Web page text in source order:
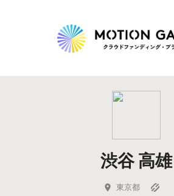
Highlight
Feature
キュレーターから探す
渋谷 高雄
東京都